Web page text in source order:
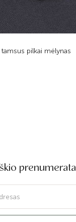
pilkai mėlynas
prenumerata